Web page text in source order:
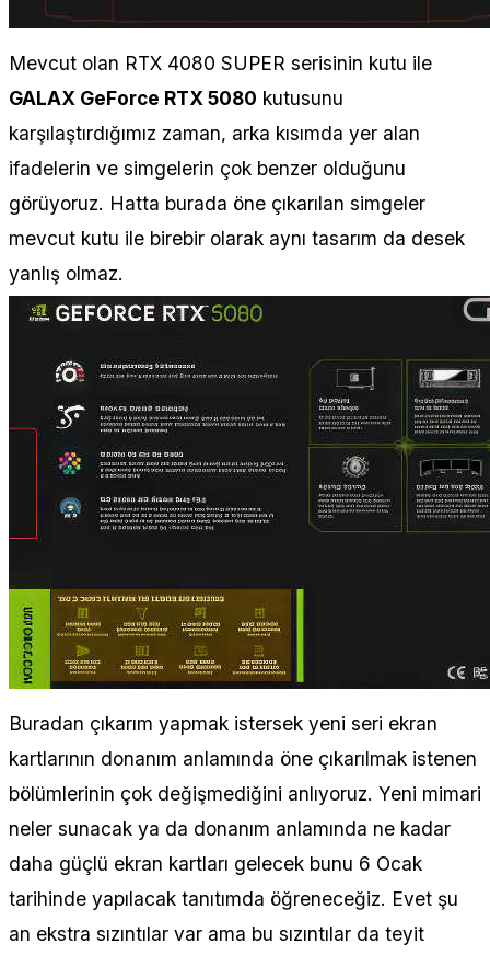
Mevcut olan RTX 4080 SUPER serisinin kutu ile
GALAX GeForce RTX 5080 kutusunu
karşılaştırdığımız zaman, arka kısımda yer alan
ifadelerin ve simgelerin çok benzer olduğunu
görüyoruz. Hatta burada öne çıkarılan simgeler
mevcut kutu ile birebir olarak aynı tasarım da desek
yanlış olmaz.
Buradan çıkarım yapmak istersek yeni seri ekran
kartlarının donanım anlamında öne çıkarılmak istenen
bölümlerinin çok değişmediğini anlıyoruz. Yeni mimari
neler sunacak ya da donanım anlamında ne kadar
daha güçlü ekran kartları gelecek bunu 6 Ocak
tarihinde yapılacak tanıtımda öğreneceğiz. Evet şu
an ekstra sızıntılar var ama bu sızıntılar da teyit